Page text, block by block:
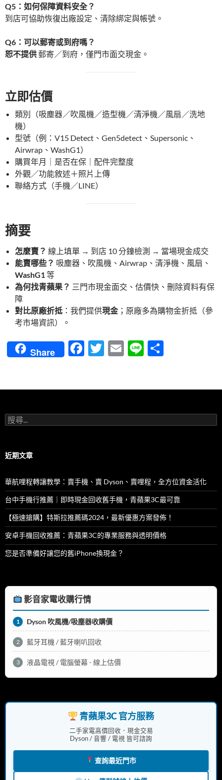
Q5：如何保障資料安全？
到店可協助恢復出廠設定、清除綁定與帳號。
Q6：可以郵寄或到府嗎？
恕不提供郵寄／到府，僅門市面交現金。
立即估價
類別（吸塵器／吹風機／造型機／清淨機／風扇／洗地
機）
型號（例：V15 Detect、Gen5detect、Supersonic、
Airwrap、WashG1）
購買年月｜是否在保｜配件完整度
外觀／功能敘述＋照片上傳
聯絡方式（手機／LINE）
摘要
怎麼賣？ 線上填單 → 到店 10 分鐘檢測 → 當場現金成交
能賣哪些？ 吸塵器、吹風機、Airwrap、清淨機、風扇、
WashG1 等
為何找青蘋果？ 三門市現金面交、估價快、刪除資料有保
障
對比原廠折抵 ：我們提供現金 ；原廠多為購物金折抵（參
考市場資訊）。
Share
F
b
o
o
T
er
E
Li
搜
尋
字:
近期文章
華航哩程轉讓教學：賣手機、賣 Dyson、賣哩程，全方位資金活化
台中手機行推薦｜即時現金回收舊手機，青蘋果3C最可靠
【極速搶購】特斯拉推薦碼2024，最新優惠方案發佈！
安卓手機回收推薦：青蘋果3C的專業服務與透明價格
您是否準備好讓您的舊iPhone換現金？
影音家電收購行情
1 Dyson 吹風機/吸塵器收購價
2 藍牙耳機 / 藍牙喇叭回收
3 液晶電視 / 電腦螢幕 - 線上估價
青蘋果3C 官方服務
二手家電高價回收．現金交易
Dyson / 音響 / 電視 皆可諮詢
查詢最近門市